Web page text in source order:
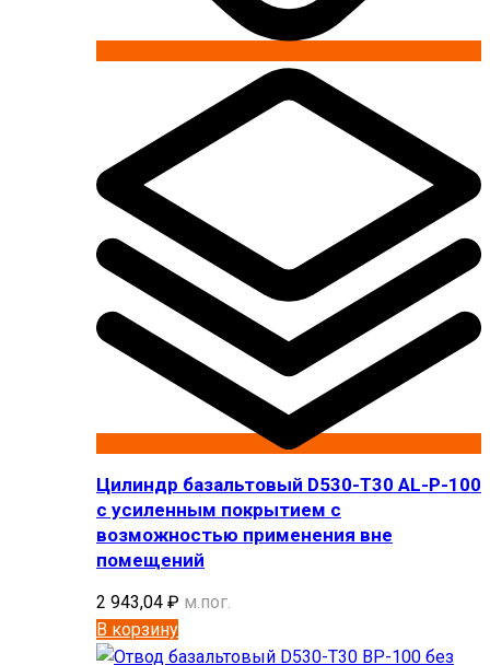
Цилиндр базальтовый D530-T30 AL-P-100
с усиленным покрытием с
возможностью применения вне
помещений
2 943,04 ₽ м.пог.
В корзину